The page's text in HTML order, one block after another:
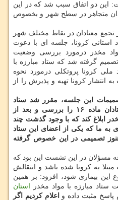
این دو اتفاق سبب شد كه در این
متجاهر در سطح شهر و بخصوص
تجمع معتادان در نقاط مختلف شهر
استانی كرونا، جلسه ای با دعوت
مخدر درمورد بررسی وضعیت
گرفته شد كه ستاد مبارزه با
كرونا پروتكلی درمورد نحوه
انتشار كرونا تهیه و پذیرش را از
این جلسه، مقرر شد ستاد
ملی كرونا پروتكل نگهداری معتادان ماده ۱۶ را بررسی و بعد از
ابلاغ كند كه با وجود گذشت چند
به ما كه یكی از اعضای این ستاد
تصمیمی در این خصوص گرفته
مسؤلان در این نشست این بود كه
به كرونا شده باشد و انتقالش
۱۶ سبب شیوع این بیماری شود، افزود: بر همین
ستاد مبارزه با مواد مخدر
استان
پاسخ مثبت داده و اعلام كردیم اگر